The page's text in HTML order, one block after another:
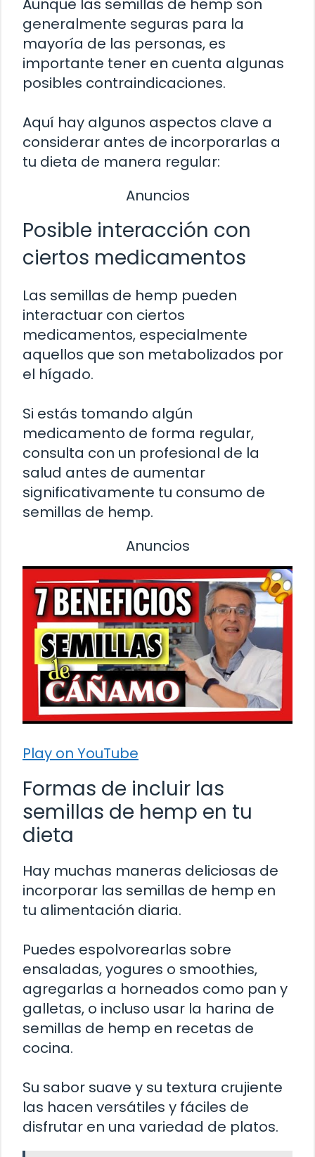
Aunque las semillas de hemp son
generalmente seguras para la
mayoría de las personas, es
importante tener en cuenta algunas
posibles contraindicaciones.
Aquí hay algunos aspectos clave a
considerar antes de incorporarlas a
tu dieta de manera regular:
Anuncios
Posible interacción con
ciertos medicamentos
Las semillas de hemp pueden
interactuar con ciertos
medicamentos, especialmente
aquellos que son metabolizados por
el hígado.
Si estás tomando algún
medicamento de forma regular,
consulta con un profesional de la
salud antes de aumentar
significativamente tu consumo de
semillas de hemp.
Anuncios
Play on YouTube
Formas de incluir las
semillas de hemp en tu
dieta
Hay muchas maneras deliciosas de
incorporar las semillas de hemp en
tu alimentación diaria.
Puedes espolvorearlas sobre
ensaladas, yogures o smoothies,
agregarlas a horneados como pan y
galletas, o incluso usar la harina de
semillas de hemp en recetas de
cocina.
Su sabor suave y su textura crujiente
las hacen versátiles y fáciles de
disfrutar en una variedad de platos.